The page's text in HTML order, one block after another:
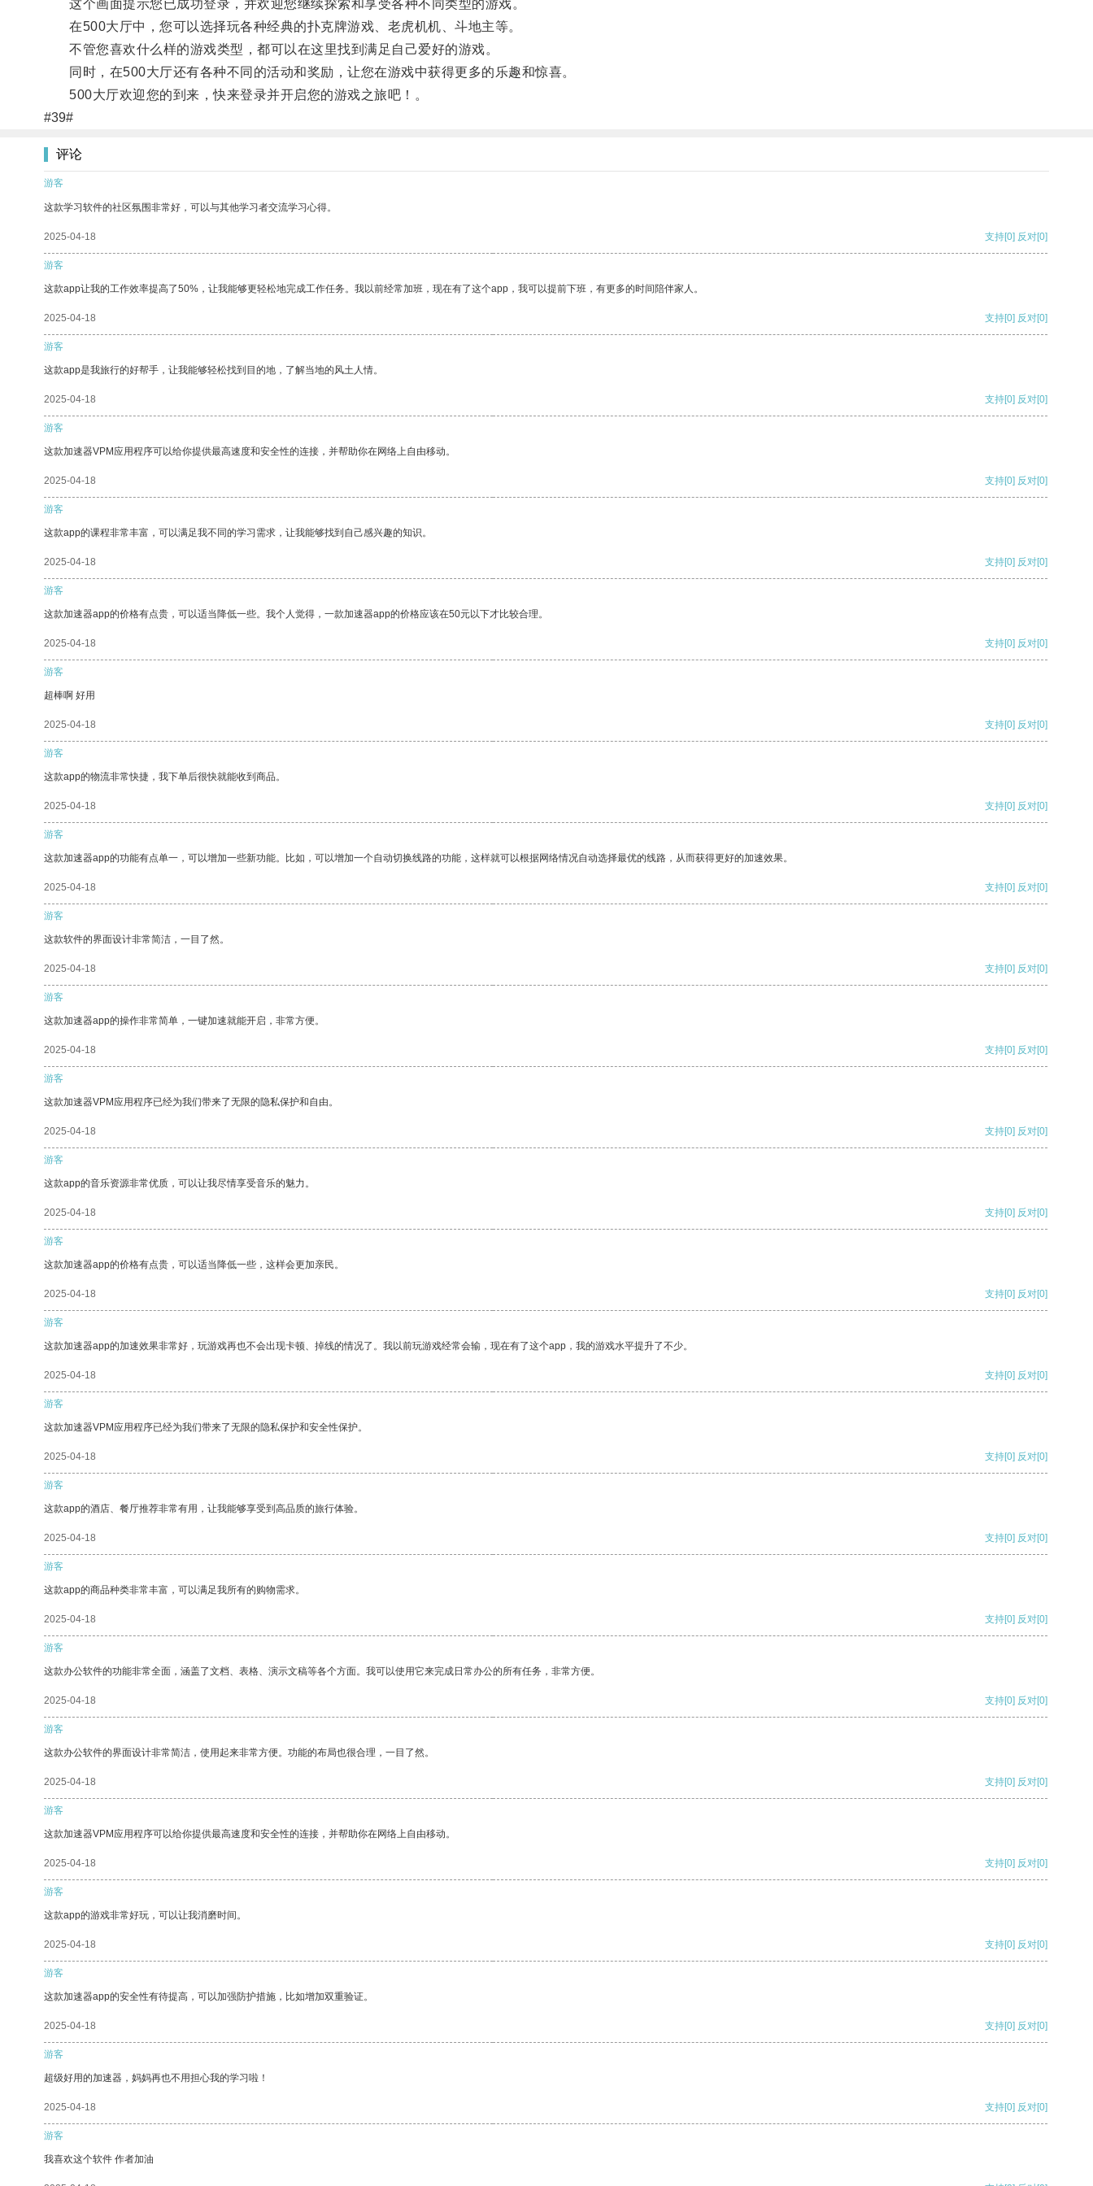
这个画面提示您已成功登录，并欢迎您继续探索和享受各种不同类型的游戏。
在500大厅中，您可以选择玩各种经典的扑克牌游戏、老虎机机、斗地主等。
不管您喜欢什么样的游戏类型，都可以在这里找到满足自己爱好的游戏。
同时，在500大厅还有各种不同的活动和奖励，让您在游戏中获得更多的乐趣和惊喜。
500大厅欢迎您的到来，快来登录并开启您的游戏之旅吧！。
#39#
评论
游客
这款学习软件的社区氛围非常好，可以与其他学习者交流学习心得。
2025-04-18 支持[0] 反对[0]
游客
这款app让我的工作效率提高了50%，让我能够更轻松地完成工作任务。我以前经常加班，现在有了这个app，我可以提前下班，有更多的时间陪伴家人。
2025-04-18 支持[0] 反对[0]
游客
这款app是我旅行的好帮手，让我能够轻松找到目的地，了解当地的风土人情。
2025-04-18 支持[0] 反对[0]
游客
这款加速器VPM应用程序可以给你提供最高速度和安全性的连接，并帮助你在网络上自由移动。
2025-04-18 支持[0] 反对[0]
游客
这款app的课程非常丰富，可以满足我不同的学习需求，让我能够找到自己感兴趣的知识。
2025-04-18 支持[0] 反对[0]
游客
这款加速器app的价格有点贵，可以适当降低一些。我个人觉得，一款加速器app的价格应该在50元以下才比较合理。
2025-04-18 支持[0] 反对[0]
游客
超棒啊 好用
2025-04-18 支持[0] 反对[0]
游客
这款app的物流非常快捷，我下单后很快就能收到商品。
2025-04-18 支持[0] 反对[0]
游客
这款加速器app的功能有点单一，可以增加一些新功能。比如，可以增加一个自动切换线路的功能，这样就可以根据网络情况自动选择最优的线路，从而获得更好的加速效果。
2025-04-18 支持[0] 反对[0]
游客
这款软件的界面设计非常简洁，一目了然。
2025-04-18 支持[0] 反对[0]
游客
这款加速器app的操作非常简单，一键加速就能开启，非常方便。
2025-04-18 支持[0] 反对[0]
游客
这款加速器VPM应用程序已经为我们带来了无限的隐私保护和自由。
2025-04-18 支持[0] 反对[0]
游客
这款app的音乐资源非常优质，可以让我尽情享受音乐的魅力。
2025-04-18 支持[0] 反对[0]
游客
这款加速器app的价格有点贵，可以适当降低一些，这样会更加亲民。
2025-04-18 支持[0] 反对[0]
游客
这款加速器app的加速效果非常好，玩游戏再也不会出现卡顿、掉线的情况了。我以前玩游戏经常会输，现在有了这个app，我的游戏水平提升了不少。
2025-04-18 支持[0] 反对[0]
游客
这款加速器VPM应用程序已经为我们带来了无限的隐私保护和安全性保护。
2025-04-18 支持[0] 反对[0]
游客
这款app的酒店、餐厅推荐非常有用，让我能够享受到高品质的旅行体验。
2025-04-18 支持[0] 反对[0]
游客
这款app的商品种类非常丰富，可以满足我所有的购物需求。
2025-04-18 支持[0] 反对[0]
游客
这款办公软件的功能非常全面，涵盖了文档、表格、演示文稿等各个方面。我可以使用它来完成日常办公的所有任务，非常方便。
2025-04-18 支持[0] 反对[0]
游客
这款办公软件的界面设计非常简洁，使用起来非常方便。功能的布局也很合理，一目了然。
2025-04-18 支持[0] 反对[0]
游客
这款加速器VPM应用程序可以给你提供最高速度和安全性的连接，并帮助你在网络上自由移动。
2025-04-18 支持[0] 反对[0]
游客
这款app的游戏非常好玩，可以让我消磨时间。
2025-04-18 支持[0] 反对[0]
游客
这款加速器app的安全性有待提高，可以加强防护措施，比如增加双重验证。
2025-04-18 支持[0] 反对[0]
游客
超级好用的加速器，妈妈再也不用担心我的学习啦！
2025-04-18 支持[0] 反对[0]
游客
我喜欢这个软件 作者加油